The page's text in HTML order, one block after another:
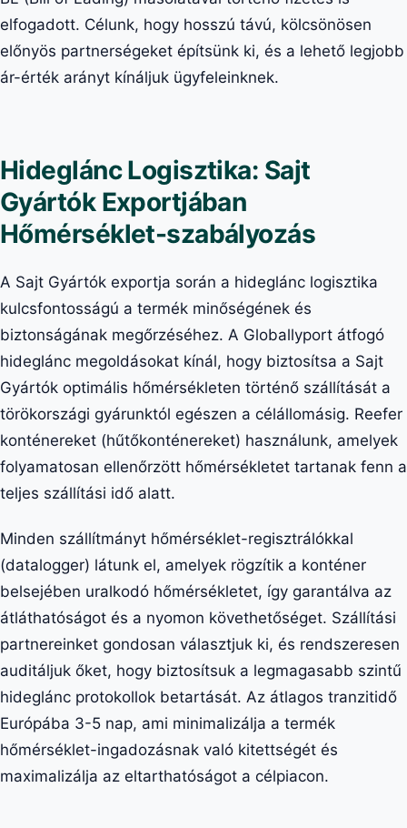
elfogadott. Célunk, hogy hosszú távú, kölcsönösen
előnyös partnerségeket építsünk ki, és a lehető legjobb
ár-érték arányt kínáljuk ügyfeleinknek.
Hideglánc Logisztika: Sajt
Gyártók Exportjában
Hőmérséklet-szabályozás
A Sajt Gyártók exportja során a hideglánc logisztika
kulcsfontosságú a termék minőségének és
biztonságának megőrzéséhez. A Globallyport átfogó
hideglánc megoldásokat kínál, hogy biztosítsa a Sajt
Gyártók optimális hőmérsékleten történő szállítását a
törökországi gyárunktól egészen a célállomásig. Reefer
konténereket (hűtőkonténereket) használunk, amelyek
folyamatosan ellenőrzött hőmérsékletet tartanak fenn a
teljes szállítási idő alatt.
Minden szállítmányt hőmérséklet-regisztrálókkal
(datalogger) látunk el, amelyek rögzítik a konténer
belsejében uralkodó hőmérsékletet, így garantálva az
átláthatóságot és a nyomon követhetőséget. Szállítási
partnereinket gondosan választjuk ki, és rendszeresen
auditáljuk őket, hogy biztosítsuk a legmagasabb szintű
hideglánc protokollok betartását. Az átlagos tranzitidő
Európába 3-5 nap, ami minimalizálja a termék
hőmérséklet-ingadozásnak való kitettségét és
maximalizálja az eltarthatóságot a célpiacon.